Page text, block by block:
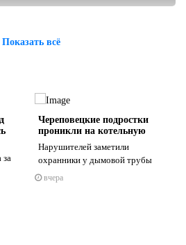
Показать всё
Череповецкие подростки
проникли на котельную
Нарушителей заметили
охранники у дымовой трубы
вчера